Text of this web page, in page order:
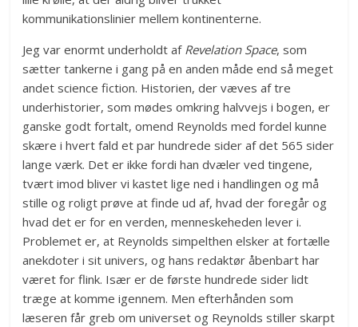
kommunikationslinier mellem kontinenterne.
Jeg var enormt underholdt af Revelation Space, som
sætter tankerne i gang på en anden måde end så meget
andet science fiction. Historien, der væves af tre
underhistorier, som mødes omkring halvvejs i bogen, er
ganske godt fortalt, omend Reynolds med fordel kunne
skære i hvert fald et par hundrede sider af det 565 sider
lange værk. Det er ikke fordi han dvæler ved tingene,
tvært imod bliver vi kastet lige ned i handlingen og må
stille og roligt prøve at finde ud af, hvad der foregår og
hvad det er for en verden, menneskeheden lever i.
Problemet er, at Reynolds simpelthen elsker at fortælle
anekdoter i sit univers, og hans redaktør åbenbart har
været for flink. Især er de første hundrede sider lidt
træge at komme igennem. Men efterhånden som
læseren får greb om universet og Reynolds stiller skarpt